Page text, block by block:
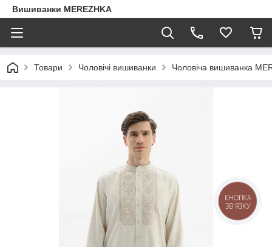
Вишиванки MEREZHKA
Товари Чоловічі вишиванки Чоловіча вишиванка
КНОПКА
ЗВ'ЯЗКУ